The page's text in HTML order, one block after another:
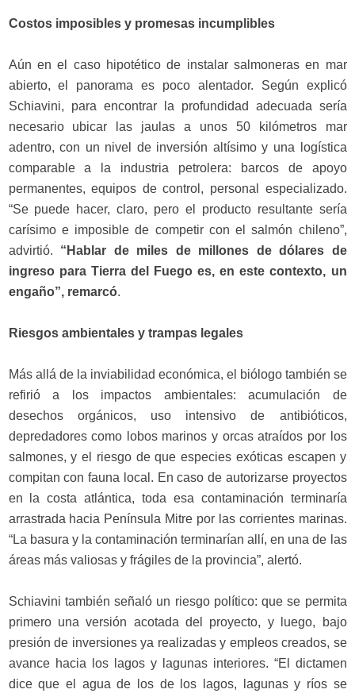
Costos imposibles y promesas incumplibles
Aún en el caso hipotético de instalar salmoneras en mar
abierto, el panorama es poco alentador. Según explicó
Schiavini, para encontrar la profundidad adecuada sería
necesario ubicar las jaulas a unos 50 kilómetros mar
adentro, con un nivel de inversión altísimo y una logística
comparable a la industria petrolera: barcos de apoyo
permanentes, equipos de control, personal especializado.
“Se puede hacer, claro, pero el producto resultante sería
carísimo e imposible de competir con el salmón chileno”,
advirtió. “Hablar de miles de millones de dólares de
ingreso para Tierra del Fuego es, en este contexto, un
engaño”, remarcó.
Riesgos ambientales y trampas legales
Más allá de la inviabilidad económica, el biólogo también se
refirió a los impactos ambientales: acumulación de
desechos orgánicos, uso intensivo de antibióticos,
depredadores como lobos marinos y orcas atraídos por los
salmones, y el riesgo de que especies exóticas escapen y
compitan con fauna local. En caso de autorizarse proyectos
en la costa atlántica, toda esa contaminación terminaría
arrastrada hacia Península Mitre por las corrientes marinas.
“La basura y la contaminación terminarían allí, en una de las
áreas más valiosas y frágiles de la provincia”, alertó.
Schiavini también señaló un riesgo político: que se permita
primero una versión acotada del proyecto, y luego, bajo
presión de inversiones ya realizadas y empleos creados, se
avance hacia los lagos y lagunas interiores. “El dictamen
dice que el agua de los de los lagos, lagunas y ríos se